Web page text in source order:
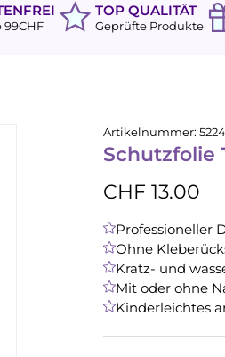
99CHF
TOP QUALITÄT
Geprüfte Produkte
Artikelnummer:
Schutzfolie
CHF 13.00
Professioneller
Ohne
Kratz- und
Mit oder ohne
Kinderleichtes